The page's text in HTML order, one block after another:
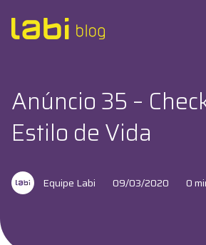
Check-ups
Dicas de Saúde
Anúncio 35 –
Estilo de Vida
Equipe Labi 09/03/2020 0